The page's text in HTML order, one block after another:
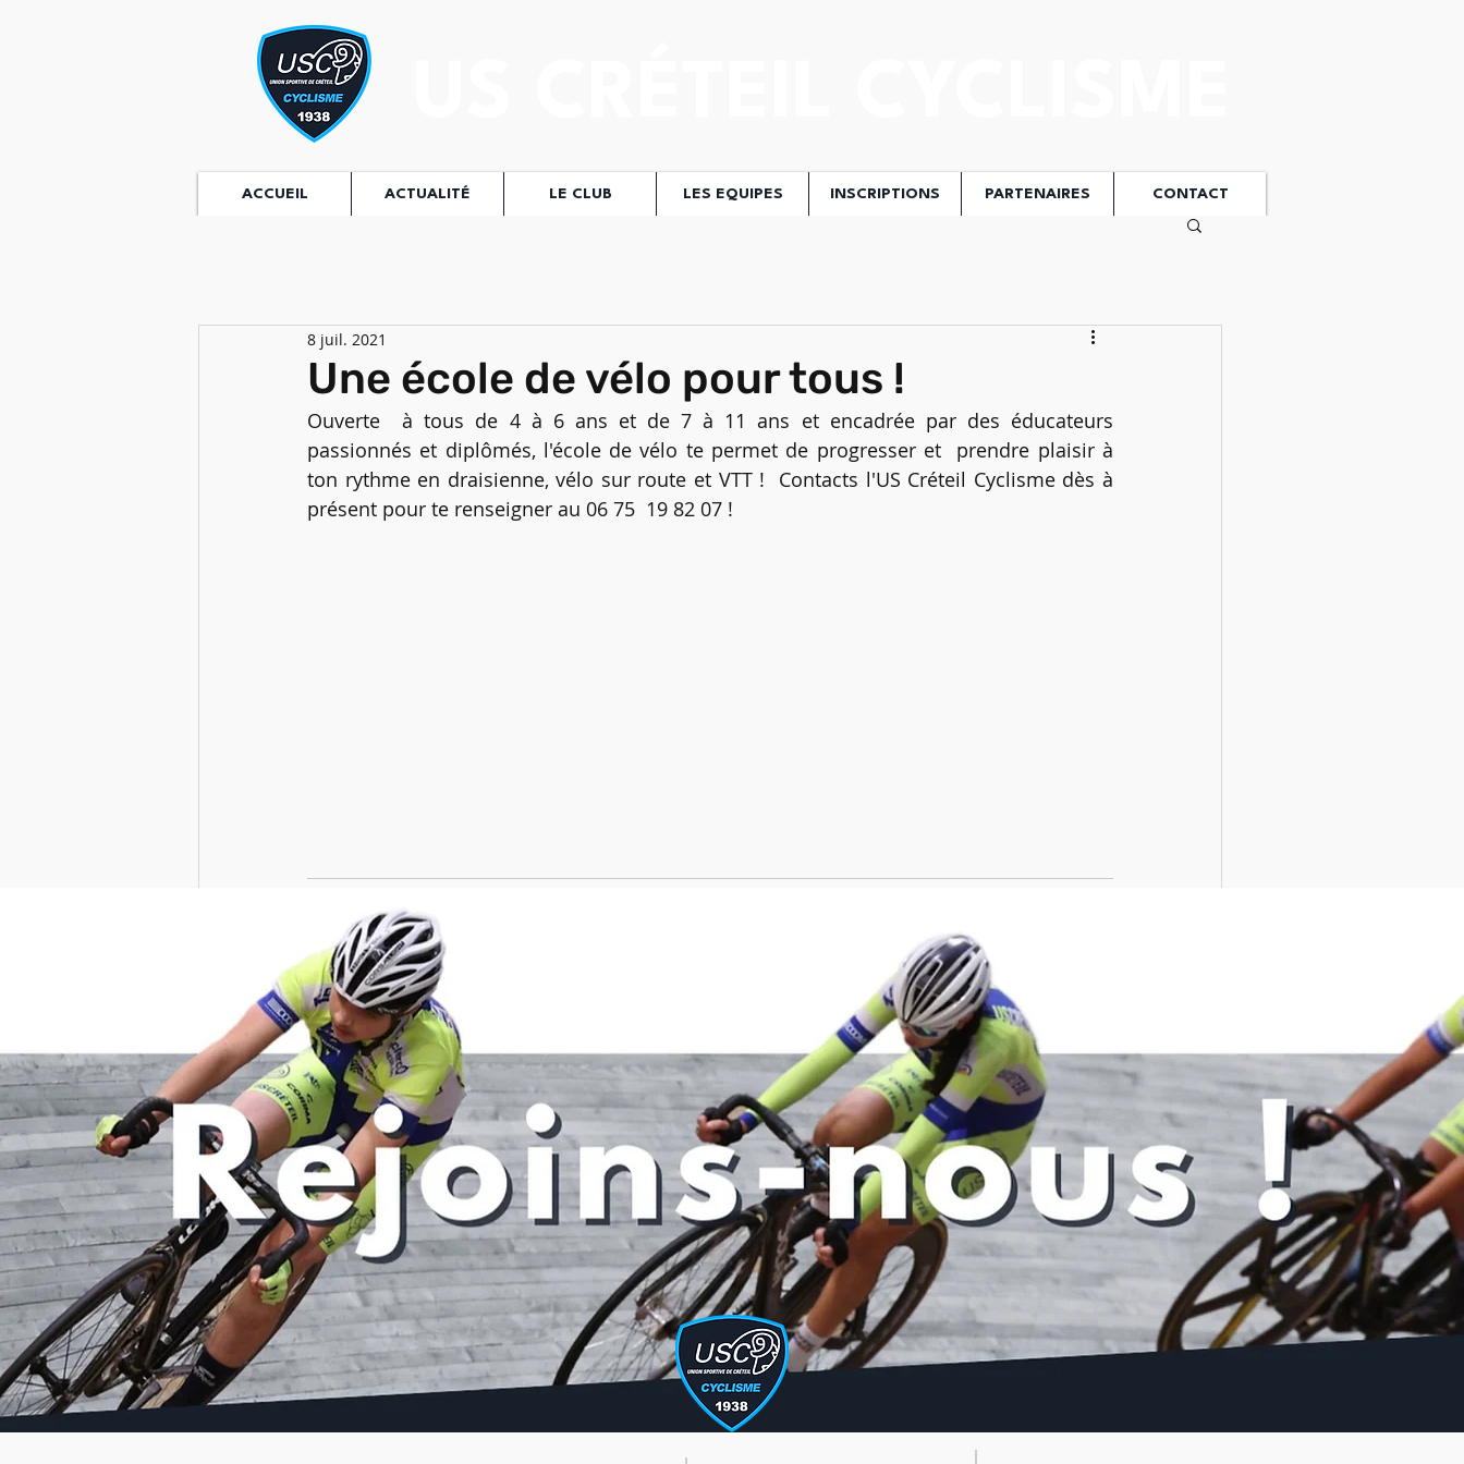
ACCUEIL ACTUALITÉ LE CLUB LES EQUIPES INSCRIPTIONS PARTENAIRES CONTACT
Une école de vélo pour tous !
8 juil. 2021
Ouverte  à tous de 4 à 6 ans et de 7 à 11 ans et encadrée par des éducateurs
passionnés et diplômés, l'école de vélo te permet de progresser et  prendre plaisir à
ton rythme en draisienne, vélo sur route et VTT !  Contacts l'US Créteil Cyclisme dès à
présent pour te renseigner au 06 75  19 82 07 !
Posts récents